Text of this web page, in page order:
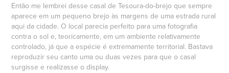
Então me lembrei desse casal de Tesoura-do-brejo que sempre
aparece em um pequeno brejo às margens de uma estrada rural
aqui da cidade. O local parecia perfeito para uma fotografia
contra o sol e, teoricamente, em um ambiente relativamente
controlado, já que a espécie é extremamente territorial. Bastava
reproduzir seu canto uma ou duas vezes para que o casal
surgisse e realizasse o display.